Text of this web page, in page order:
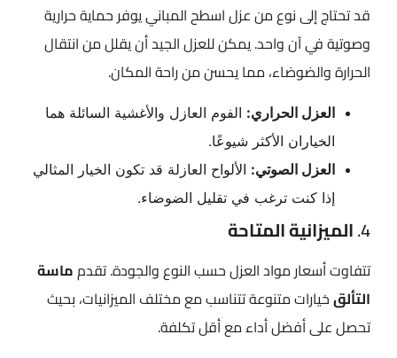
قد تحتاج إلى نوع من عزل اسطح المباني​ يوفر حماية حرارية
وصوتية في آن واحد. يمكن للعزل الجيد أن يقلل من انتقال
الحرارة والضوضاء، مما يحسن من راحة المكان.
العزل الحراري: الفوم العازل والأغشية السائلة هما
الخياران الأكثر شيوعًا.
العزل الصوتي: الألواح العازلة قد تكون الخيار المثالي
إذا كنت ترغب في تقليل الضوضاء.
4. الميزانية المتاحة
تتفاوت أسعار مواد العزل حسب النوع والجودة. تقدمماسة
التألقخيارات متنوعة تتناسب مع مختلف الميزانيات، بحيث
تحصل على أفضل أداء مع أقل تكلفة.